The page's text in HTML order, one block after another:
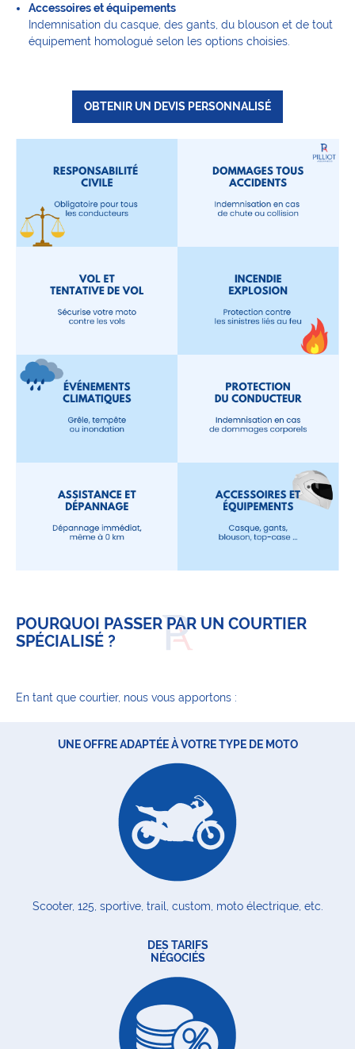
Accessoires et équipements
Indemnisation du casque, des gants, du blouson et de tout
équipement homologué selon les options choisies.
OBTENIR UN DEVIS PERSONNALISÉ
POURQUOI PASSER PAR UN COURTIER
SPÉCIALISÉ ?
En tant que courtier, nous vous apportons :
UNE OFFRE ADAPTÉE À VOTRE TYPE DE MOTO
Scooter, 125, sportive, trail, custom, moto électrique, etc.
DES TARIFS
NÉGOCIÉS